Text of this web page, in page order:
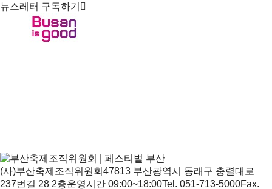
뉴스레터 구독하기
(사)부산축제조직위원회 47813 부산광역시 동래구 충렬대로
237번길 28 2층운영시간 09:00~18:00Tel. 051-713-5000Fax.